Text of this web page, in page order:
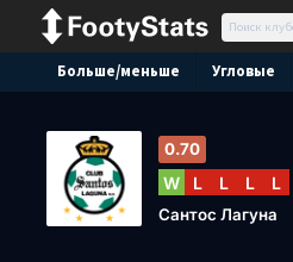
Больше/меньше Угловые
0.70
W L L L L
Сантос Лагуна